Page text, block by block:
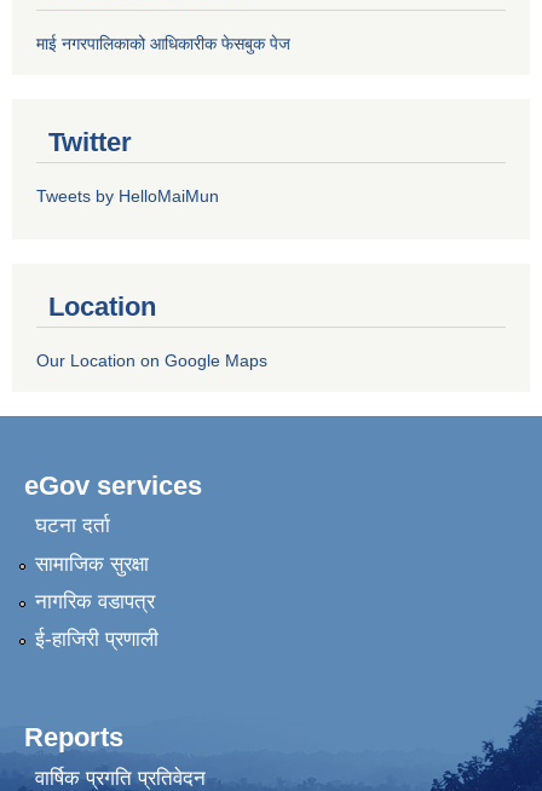
माई नगरपालिकाको आधिकारीक फेसबुक पेज
Twitter
Tweets by HelloMaiMun
Location
Our Location on Google Maps
eGov services
घटना दर्ता
सामाजिक सुरक्षा
नागरिक वडापत्र
ई-हाजिरी प्रणाली
Reports
वार्षिक प्रगति प्रतिवेदन